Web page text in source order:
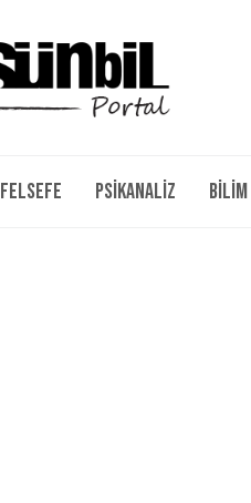
Felsefe Psikanaliz Bilim